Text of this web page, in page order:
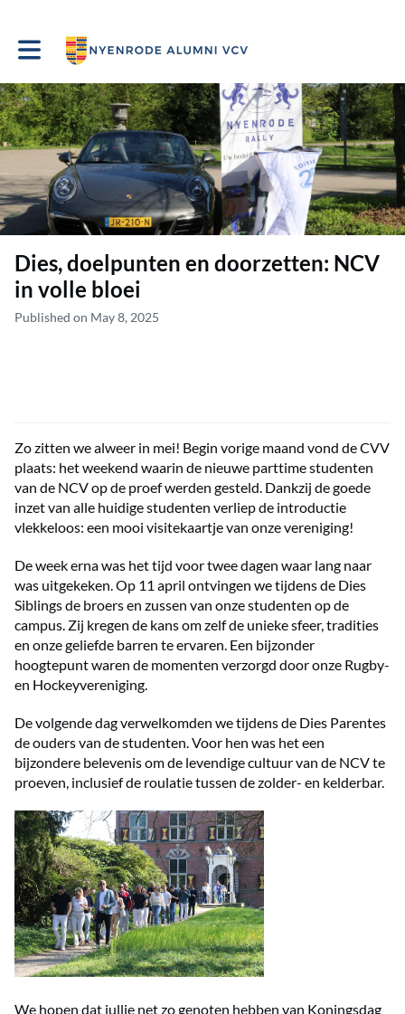
Toggle main navigation
Dies, doelpunten en doorzetten: NCV
in volle bloei
Published on May 8, 2025
Zo zitten we alweer in mei! Begin vorige maand vond de CVV
plaats: het weekend waarin de nieuwe parttime studenten
van de NCV op de proef werden gesteld. Dankzij de goede
inzet van alle huidige studenten verliep de introductie
vlekkeloos: een mooi visitekaartje van onze vereniging!
De week erna was het tijd voor twee dagen waar lang naar
was uitgekeken. Op 11 april ontvingen we tijdens de Dies
Siblings de broers en zussen van onze studenten op de
campus. Zij kregen de kans om zelf de unieke sfeer, tradities
en onze geliefde barren te ervaren. Een bijzonder
hoogtepunt waren de momenten verzorgd door onze Rugby-
en Hockeyvereniging.
De volgende dag verwelkomden we tijdens de Dies Parentes
de ouders van de studenten. Voor hen was het een
bijzondere belevenis om de levendige cultuur van de NCV te
proeven, inclusief de roulatie tussen de zolder- en kelderbar.
We hopen dat jullie net zo genoten hebben van Koningsdag